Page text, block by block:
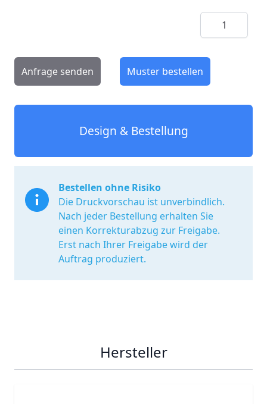
Menge
Anfrage senden Muster bestellen
Design & Bestellung
Bestellen ohne Risiko
Die Druckvorschau ist unverbindlich.
Nach jeder Bestellung erhalten Sie
einen Korrekturabzug zur Freigabe.
Erst nach Ihrer Freigabe wird der
Auftrag produziert.
Hersteller